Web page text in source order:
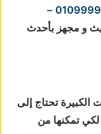
–
و مجهز بأحدث
الكبيرة تحتاج إلى
تمكنها من